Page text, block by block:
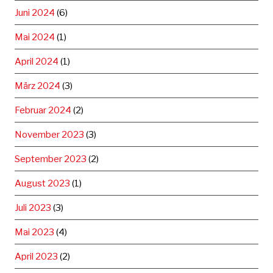
Juni 2024 (6)
Mai 2024 (1)
April 2024 (1)
März 2024 (3)
Februar 2024 (2)
November 2023 (3)
September 2023 (2)
August 2023 (1)
Juli 2023 (3)
Mai 2023 (4)
April 2023 (2)